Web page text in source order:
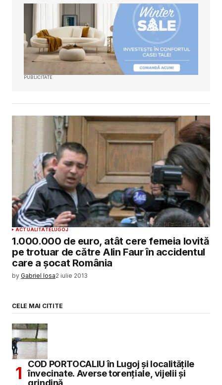
PUBLICITATE
ACTUALITATELUGOJ
1.000.000 de euro, atât cere femeia lovită
pe trotuar de către Alin Faur în accidentul
care a șocat România
by Gabriel Iosa2 iulie 2013
CELE MAI CITITE
COD PORTOCALIU în Lugoj și localitățile
învecinate. Averse torențiale, vijelii și